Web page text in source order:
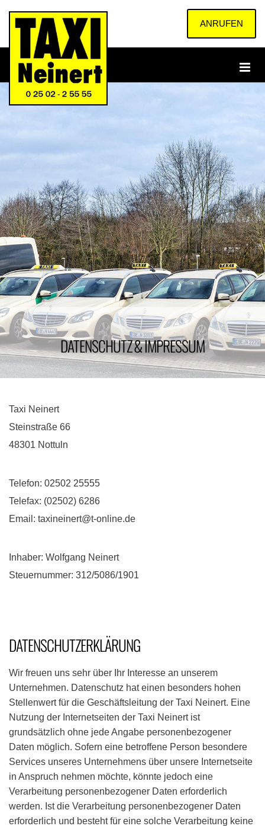
ANRUFEN
DATENSCHUTZ & IMPRESSUM
Taxi Neinert
Steinstraße 66
48301 Nottuln
Telefon: 02502 25555
Telefax: (02502) 6286
Email: taxineinert@t-online.de
Inhaber: Wolfgang Neinert
Steuernummer: 312/5086/1901
DATENSCHUTZERKLÄRUNG
Wir freuen uns sehr über Ihr Interesse an unserem
Unternehmen. Datenschutz hat einen besonders hohen
Stellenwert für die Geschäftsleitung der Taxi Neinert. Eine
Nutzung der Internetseiten der Taxi Neinert ist
grundsätzlich ohne jede Angabe personenbezogener
Daten möglich. Sofern eine betroffene Person besondere
Services unseres Unternehmens über unsere Internetseite
in Anspruch nehmen möchte, könnte jedoch eine
Verarbeitung personenbezogener Daten erforderlich
werden. Ist die Verarbeitung personenbezogener Daten
erforderlich und besteht für eine solche Verarbeitung keine